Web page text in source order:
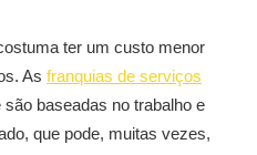
ter um custo menor
As franquias de serviços
baseadas no trabalho e
que pode, muitas vezes,